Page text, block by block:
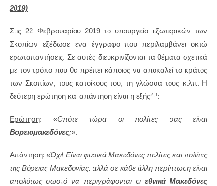
2019)
Στις 22 Φεβρουαρίου 2019 το υπουργείο εξωτερικών των
Σκοπίων εξέδωσε ένα έγγραφο που περιλαμβάνει οκτώ
ερωταπαντήσεις. Σε αυτές διευκρινίζονται τα θέματα σχετικά
με τον τρόπο που θα πρέπει κάποιος να αποκαλεί το κράτος
των Σκοπίων, τους κατοίκους του, τη γλώσσα τους κ.λπ. Η
δεύτερη ερώτηση και απάντηση είναι η εξής2,3:
Ερώτηση: «Οπότε τώρα οι πολίτες σας είναι
Βορειομακεδόνες;».
Απάντηση: «Όχι! Είναι φυσικά Μακεδόνες πολίτες και πολίτες
της Βόρειας Μακεδονίας, αλλά σε κάθε άλλη περίπτωση είναι
απολύτως σωστό να περιγράφονται οι εθνικά Μακεδόνες